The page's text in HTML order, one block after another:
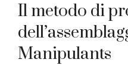
Il metodo di
Manipulants